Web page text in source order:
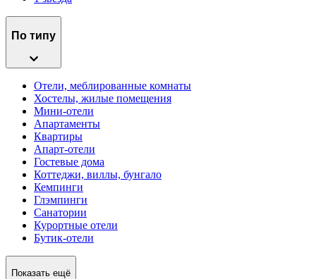
По типу
Отели, меблированные комнаты
Хостелы, жилые помещения
Мини-отели
Апартаменты
Квартиры
Апарт-отели
Гостевые дома
Коттеджи, виллы, бунгало
Кемпинги
Глэмпинги
Санатории
Курортные отели
Бутик-отели
Показать ещё